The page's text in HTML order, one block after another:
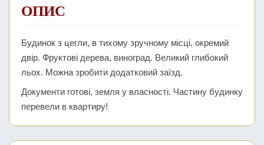
ОПИС
Будинок з цегли, в тихому зручному місці, окремий
двір. Фруктові дерева, виноград. Великий глибокий
льох. Можна зробити додатковий заїзд.
Документи готові, земля у власності. Частину будинку
перевели в квартиру!